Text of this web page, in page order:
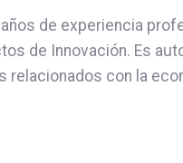
de experiencia
de Innovación. Es
con la